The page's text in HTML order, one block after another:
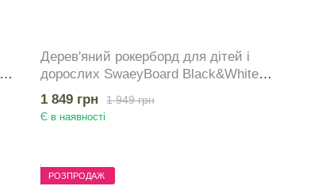
Дерев'яний рокерборд для дітей і
дорослих SwaeyBoard Black&White
класичний до 100 кг
1 949 грн
1 849 грн
Є в наявності
РОЗПРОДАЖ